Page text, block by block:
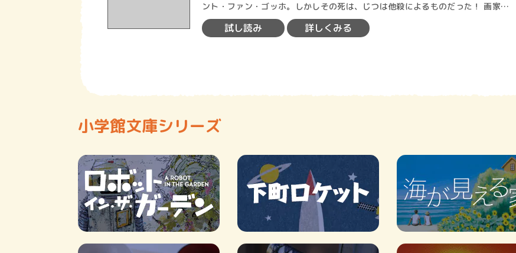
ント・ファン・ゴッホ。しかしその死は、じつは他殺によるものだった！ 画家ゴ
ーギャンとの共同生活の失敗、弟テ…
試し読み 詳しくみる
小学館文庫シリーズ
著／川瀬七緒